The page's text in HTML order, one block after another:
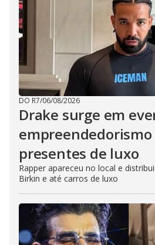
DO R7/06/08/2026
Drake surge em
presentes de luxo
Rapper apareceu no local e
Birkin e até carros de luxo